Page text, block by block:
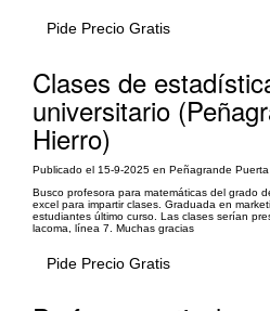
Pide Precio Gratis
Clases de
universitario
Hierro)
Publicado el 15-9-2025 en Peñagrande
Busco profesora para matemáticas del grado
excel para impartir clases. Graduada en
estudiantes último curso. Las clases serían
lacoma, línea 7. Muchas gracias
Pide Precio Gratis